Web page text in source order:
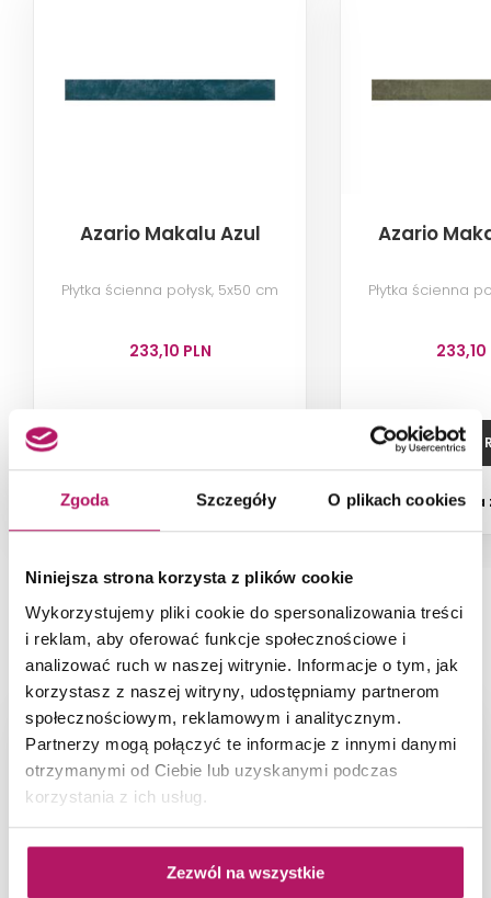
Zgoda Szczegóły O plikach cookies
Niniejsza strona korzysta z plików cookie
Wykorzystujemy pliki cookie do spersonalizowania treści
i reklam, aby oferować funkcje społecznościowe i
analizować ruch w naszej witrynie. Informacje o tym, jak
korzystasz z naszej witryny, udostępniamy partnerom
społecznościowym, reklamowym i analitycznym.
Partnerzy mogą połączyć te informacje z innymi danymi
otrzymanymi od Ciebie lub uzyskanymi podczas
korzystania z ich usług.
Zezwól na wszystkie
Azario Makalu Azul
Płytka ścienna połysk, 5x50 cm
233,10 PLN
Dostępność: 6,55 m2
Azario
Płytka ścienna
233,10
ZOBACZ
Dostępność:
PRODUKT NA ZDJĘCIACH